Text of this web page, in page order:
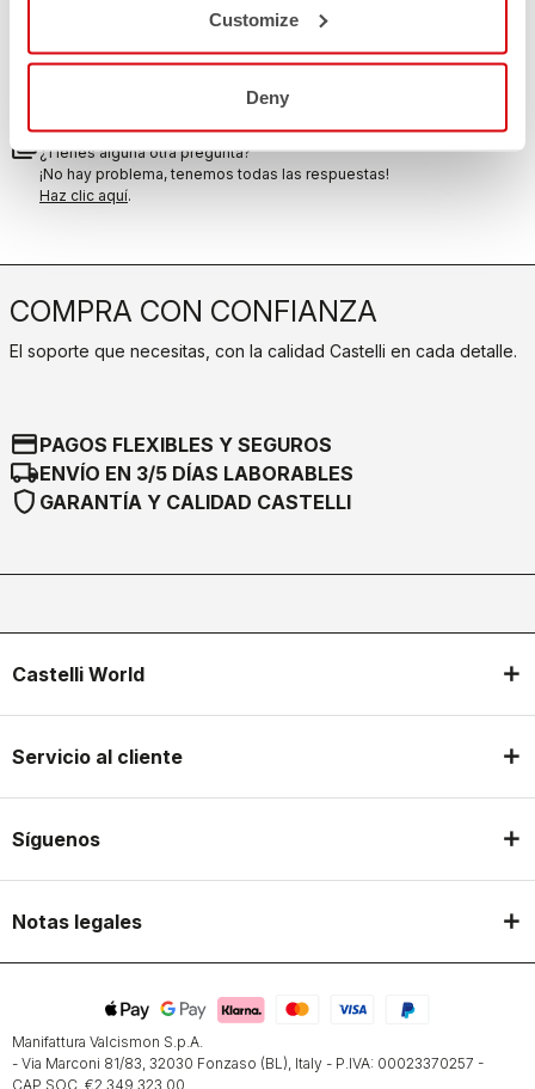
Customize
Deny
replay
DEVOLUCIONES Y REEMBOLSOS
Garantía de devolución del pedido
en los 30 días siguientes a la entrega
Descubra la política de devoluciones
quiz¿Tienes alguna otra pregunta?
¡No hay problema, tenemos todas las respuestas!
Haz clic aquí.
COMPRA CON CONFIANZA
El soporte que necesitas, con la calidad Castelli en cada detalle.
credit_cardPAGOS FLEXIBLES Y SEGUROS
local_shippingENVÍO EN 3/5 DÍAS LABORABLES
shield GARANTÍA Y CALIDAD CASTELLI
Castelli World
Servicio al cliente
Síguenos
Notas legales
Manifattura Valcismon S.p.A.
- Via Marconi 81/83, 32030 Fonzaso (BL), Italy - P.IVA: 00023370257 -
CAP.SOC. €2.349.323,00